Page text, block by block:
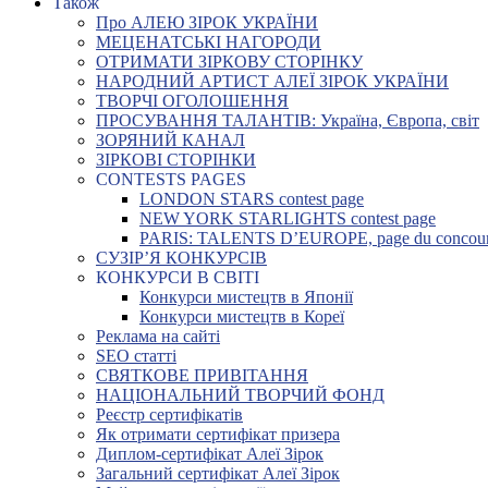
Про АЛЕЮ ЗІРОК УКРАЇНИ
МЕЦЕНАТСЬКІ НАГОРОДИ
ОТРИМАТИ ЗІРКОВУ СТОРІНКУ
НАРОДНИЙ АРТИСТ АЛЕЇ ЗІРОК УКРАЇНИ
ТВОРЧІ ОГОЛОШЕННЯ
ПРОСУВАННЯ ТАЛАНТІВ: Україна, Європа, світ
ЗОРЯНИЙ КАНАЛ
ЗІРКОВІ СТОРІНКИ
CONTESTS PAGES
LONDON STARS contest page
NEW YORK STARLIGHTS contest page
PARIS: TALENTS D’EUROPE, page du
СУЗІР’Я КОНКУРСІВ
КОНКУРСИ В СВІТІ
Конкурси мистецтв в Японії
Конкурси мистецтв в Кореї
Реклама на сайті
SEO статті
СВЯТКОВЕ ПРИВІТАННЯ
НАЦІОНАЛЬНИЙ ТВОРЧИЙ ФОНД
Реєстр сертифікатів
Як отримати сертифікат призера
Диплом-сертифікат Алеї Зірок
Загальний сертифікат Алеї Зірок